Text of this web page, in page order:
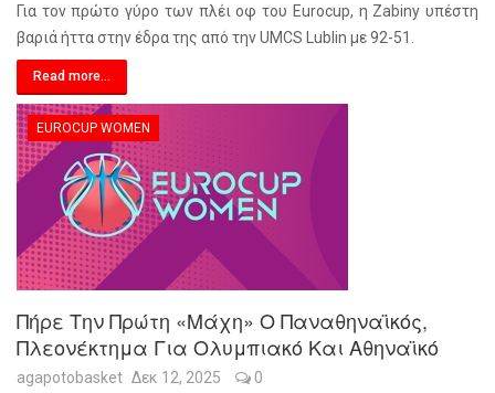
Για τον πρώτο γύρο των πλέι οφ του Eurocup, η Zabiny υπέστη
βαριά ήττα στην έδρα της από την UMCS Lublin με 92-51.
Read more...
EUROCUP WOMEN
Πήρε Την Πρώτη «μάχη» Ο Παναθηναϊκός,
Πλεονέκτημα Για Ολυμπιακό Και Αθηναϊκό
agapotobasket Δεκ 12, 2025 0